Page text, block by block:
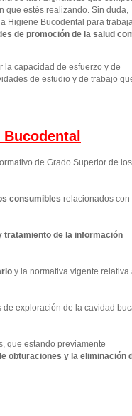
estés realizando. Sin duda,
Higiene Bucodental para
de promoción de la salud
la capacidad de esfuerzo y de
de estudio y de trabajo
Bucodental
de Grado Superior de los
consumibles relacionados con
tratamiento de la información
y la normativa vigente relativa
exploración de la cavidad
que estando previamente
obturaciones y la eliminación